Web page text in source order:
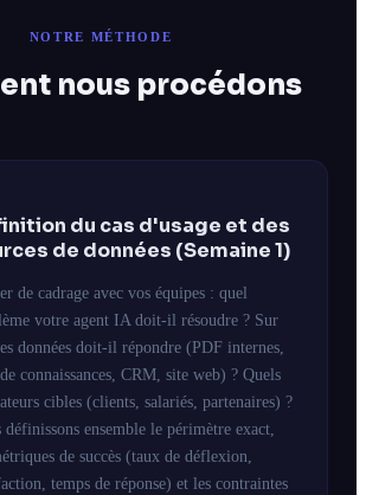
NOTRE MÉTHODE
nous procédons
du cas d'usage et des
de données (Semaine 1)
de cadrage avec vos équipes : quel
votre agent IA doit-il résoudre ? Sur
données doit-il répondre (PDF internes,
connaissances, CRM, site web) ? Quels
cibles (clients, salariés, partenaires) ?
définissons ensemble le périmètre exact,
de succès (taux de déflexion,
temps de réponse) et les contraintes